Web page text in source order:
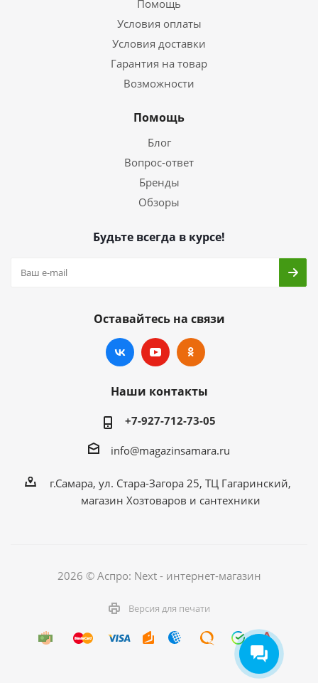
Помощь
Условия оплаты
Условия доставки
Гарантия на товар
Возможности
Помощь
Блог
Вопрос-ответ
Бренды
Обзоры
Будьте всегда в курсе!
Оставайтесь на связи
Наши контакты
+7-927-712-73-05
info@magazinsamara.ru
г.Самара, ул. Стара-Загора 25, ТЦ Гагаринский,
магазин Хозтоваров и сантехники
2026 © Аспро: Next - интернет-магазин
Версия для печати